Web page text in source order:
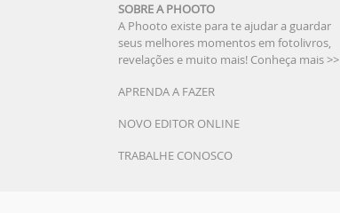
SOBRE A PHOOTO
A Phooto existe para te ajudar a guardar
seus melhores momentos em fotolivros,
revelações e muito mais! Conheça mais >>
APRENDA A FAZER
NOVO EDITOR ONLINE
TRABALHE CONOSCO